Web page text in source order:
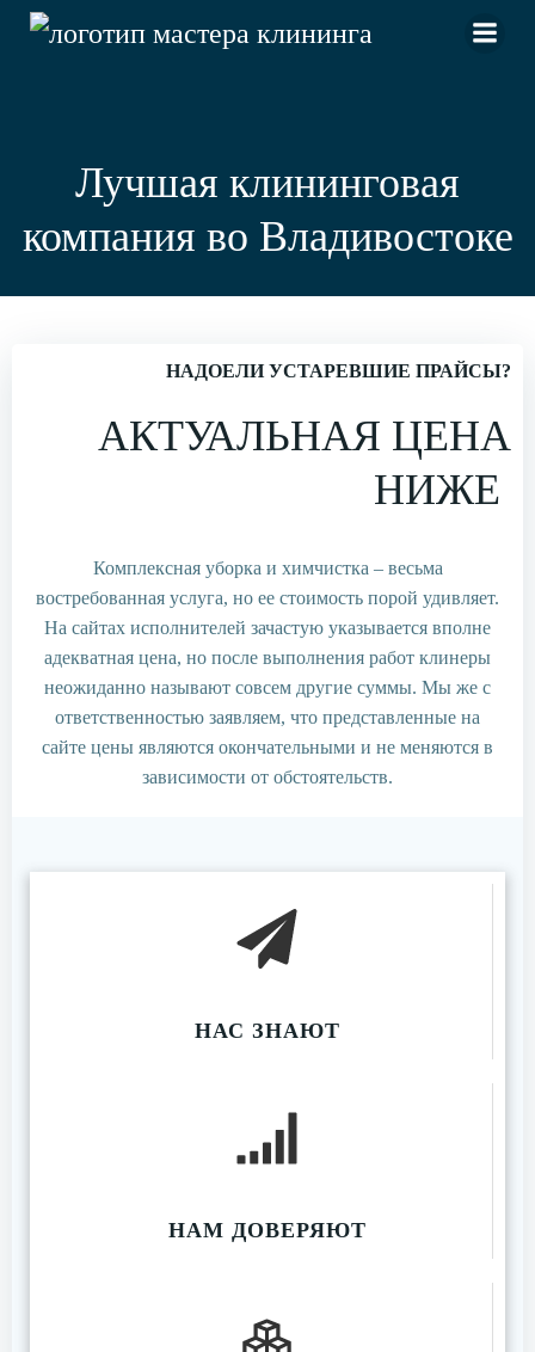
к
Лучшая клининговая
компания во Владивостоке
НАДОЕЛИ УСТАРЕВШИЕ ПРАЙСЫ?
АКТУАЛЬНАЯ ЦЕНА
НИЖЕ
Комплексная уборка и химчистка – весьма
востребованная услуга, но ее стоимость порой удивляет.
На сайтах исполнителей зачастую указывается вполне
адекватная цена, но после выполнения работ клинеры
неожиданно называют совсем другие суммы. Мы же с
ответственностью заявляем, что представленные на
сайте цены являются окончательными и не меняются в
зависимости от обстоятельств.
НАС ЗНАЮТ
НАМ ДОВЕРЯЮТ